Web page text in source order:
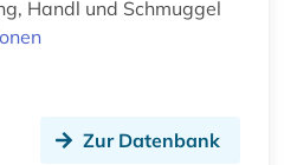
Zur Datenbank